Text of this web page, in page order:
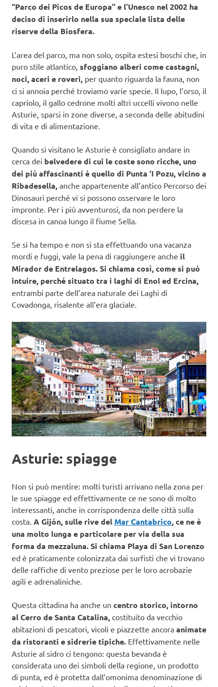
“Parco dei Picos de Europa” e l’Unesco nel 2002 ha
deciso di inserirlo nella sua speciale lista delle
riserve della Biosfera.
L’area del parco, ma non solo, ospita estesi boschi che, in
puro stile atlantico, sfoggiano alberi come castagni,
noci, aceri e roveri, per quanto riguarda la fauna, non
ci si annoia perché troviamo varie specie. Il lupo, l’orso, il
capriolo, il gallo cedrone molti altri uccelli vivono nelle
Asturie, sparsi in zone diverse, a seconda delle abitudini
di vita e di alimentazione.
Quando si visitano le Asturie è consigliato andare in
cerca dei belvedere di cui le coste sono ricche, uno
dei più affascinanti è quello di Punta ‘I Pozu, vicino a
Ribadesella, anche appartenente all’antico Percorso dei
Dinosauri perché vi si possono osservare le loro
impronte. Per i più avventurosi, da non perdere la
discesa in canoa lungo il fiume Sella.
Se si ha tempo e non si sta effettuando una vacanza
mordi e fuggi, vale la pena di raggiungere anche il
Mirador de Entrelagos. Si chiama così, come si può
intuire, perché situato tra i laghi di Enol ed Ercina,
entrambi parte dell’area naturale dei Laghi di
Covadonga, risalente all’era glaciale.
Asturie: spiagge
Non si può mentire: molti turisti arrivano nella zona per
le sue spiagge ed effettivamente ce ne sono di molto
interessanti, anche in corrispondenza delle città sulla
costa. A Gijón, sulle rive del Mar Cantabrico, ce ne è
una molto lunga e particolare per via della sua
forma da mezzaluna. Si chiama Playa di San Lorenzo
ed è praticamente colonizzata dai surfisti che vi trovano
delle raffiche di vento preziose per le loro acrobazie
agili e adrenaliniche.
Questa cittadina ha anche un centro storico, intorno
al Cerro de Santa Catalina, costituito da vecchio
abitazioni di pescatori, vicoli e piazzette ancora animate
da ristoranti e sidrerie tipiche. Effettivamente nelle
Asturie al sidro ci tengono: questa bevanda è
considerata uno dei simboli della regione, un prodotto
di punta, ed è protetta dall’omonima denominazione di